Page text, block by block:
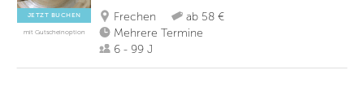
JETZT BUCHEN
mit Gutscheinoption
Frechen
ab 58 €
Mehrere Termine
6 - 99 J